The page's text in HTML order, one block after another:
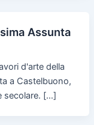
Assunta
d'arte della
a Castelbuono,
secolare. […]